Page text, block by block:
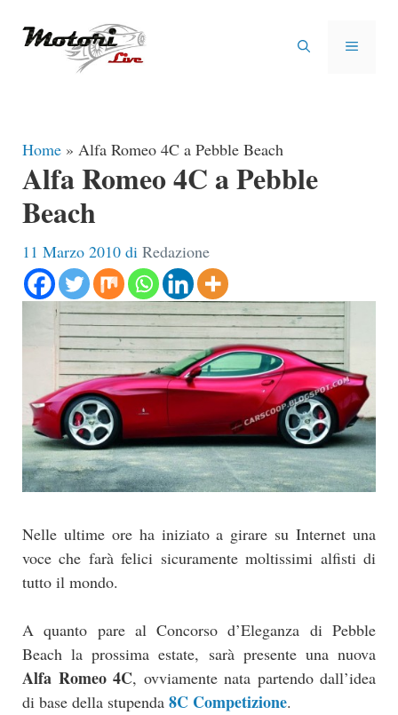
MENU
Home » Alfa Romeo 4C a Pebble Beach
Alfa Romeo 4C a Pebble
Beach
11 Marzo 2010 di Redazione
Nelle ultime ore ha iniziato a girare su Internet una
voce che farà felici sicuramente moltissimi alfisti di
tutto il mondo.
A quanto pare al Concorso d’Eleganza di Pebble
Beach la prossima estate, sarà presente una nuova
Alfa Romeo 4C, ovviamente nata partendo dall’idea
di base della stupenda 8C Competizione.